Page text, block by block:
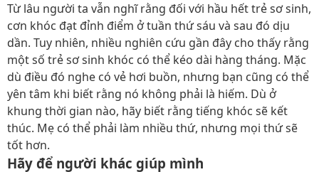
Từ lâu người ta vẫn nghĩ rằng đối với hầu hết trẻ sơ sinh,
cơn khóc đạt đỉnh điểm ở tuần thứ sáu và sau đó dịu
dần. Tuy nhiên, nhiều nghiên cứu gần đây cho thấy rằng
một số trẻ sơ sinh khóc có thể kéo dài hàng tháng. Mặc
dù điều đó nghe có vẻ hơi buồn, nhưng bạn cũng có thể
yên tâm khi biết rằng nó không phải là hiếm. Dù ở
khung thời gian nào, hãy biết rằng tiếng khóc sẽ kết
thúc. Mẹ có thể phải làm nhiều thứ, nhưng mọi thứ sẽ
tốt hơn.
Hãy để người khác giúp mình